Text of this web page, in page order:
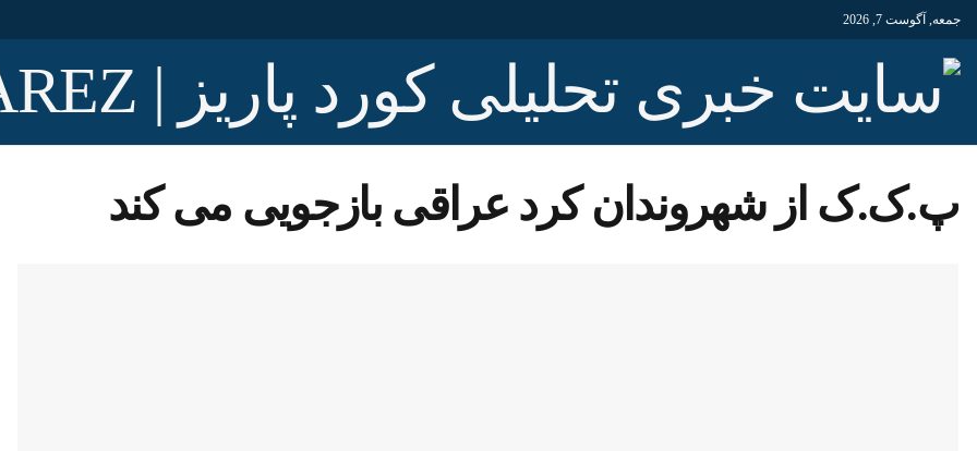
جمعه, آگوست 7, 2026
پ.ک.ک از شهروندان کرد عراقی بازجویی می کند